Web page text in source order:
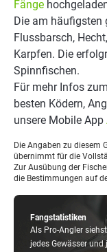
Fangstatistiken
Als Pro-Angler
jedes Gewässer und
Fänge
Die am häufigsten
Flussbarsch,
Karpfen. Die
Spinnfischen.
Für mehr Infos
besten Ködern,
unsere Mobile App
Die Angaben zu diesem
übernimmt für die
Zur Ausübung der
die Bestimmungen auf